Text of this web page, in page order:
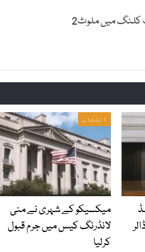
بھارتی پولیس نے سیاسی ٹارگٹ کلنگ میں ملوث2
ڈالر
انتخاب
میکسیکو کے شہری نے منی
لانڈرنگ کیس میں جرم قبول
کرلیا